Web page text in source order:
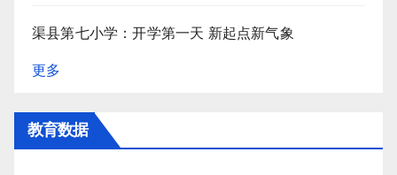
渠县第七小学：开学第一天 新起点新气象
更多
教育数据